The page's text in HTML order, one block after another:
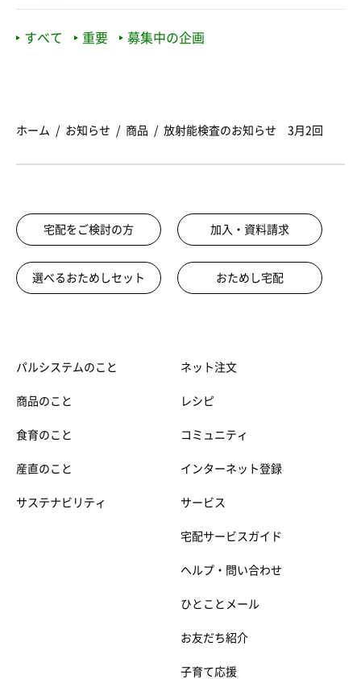
すべて 重要 募集中の企画
ホーム お知らせ 商品 放射能検査のお知らせ 3月2回
宅配をご検討の方 加入・資料請求
選べるおためしセット おためし宅配
パルシステムのこと
商品のこと
食育のこと
産直のこと
サステナビリティ
ネット注文
レシピ
コミュニティ
インターネット登録
サービス
宅配サービスガイド
ヘルプ・問い合わせ
ひとことメール
お友だち紹介
子育て応援